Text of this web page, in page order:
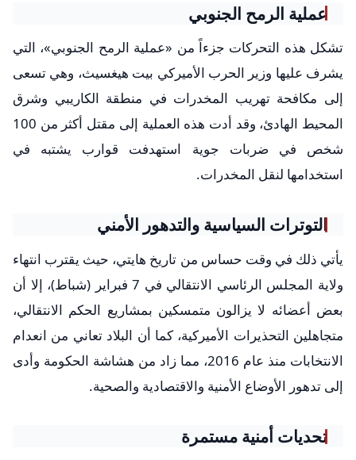
عملية الرمح الجنوبي
تشكل هذه التحركات جزءاً من «عملية الرمح الجنوبي»، التي
يشرف عليها وزير الحرب الأميركي بيت هيغسيث، وهي تسعى
إلى مكافحة تهريب المخدرات في منطقة الكاريبي وشرق
المحيط الهادئ، وقد أدت هذه العملية إلى مقتل أكثر من 100
شخص في ضربات جوية استهدفت قوارب يشتبه في
استخدامها لنقل المخدرات.
التوترات السياسية والتدهور الأمني
يأتي ذلك في وقت حساس من تاريخ هايتي، حيث يقترب انتهاء
ولاية المجلس الرئاسي الانتقالي في 7 فبراير (شباط)، إلا أن
بعض أعضائه لا يزالون متمسكين بمشاريع الحكم الانتقالي،
متجاهلين التحذيرات الأميركية، كما أن البلاد تعاني من انعدام
الانتخابات منذ عام 2016، مما زاد من هشاشة الحكومة وأدى
إلى تدهور الأوضاع الأمنية والاقتصادية والصحية.
تحديات أمنية مستمرة